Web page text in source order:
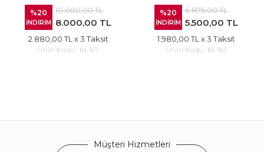
%20
İNDİRİM
10.000,00 TL
8.000,00 TL
2.880,00 TL x 3 Taksit
Ürün Kodu : KL167
%20
İNDİRİM
6.875,00 TL
5.500,00 TL
1.980,00 TL x 3 Taksit
Ürün Kodu : KL183
Müşteri Hizmetleri